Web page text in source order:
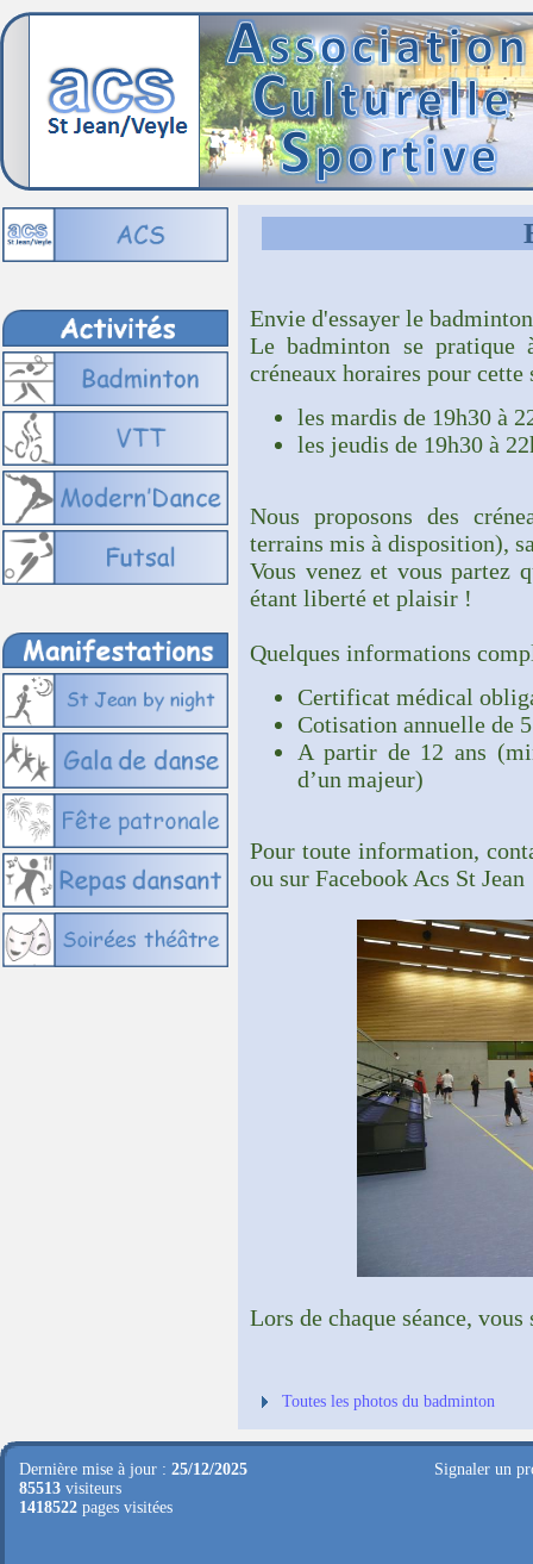
Envie d'essayer le
Le badminton se pratique
créneaux horaires pour
les mardis de 19h30 à
les jeudis de 19h30 à
Nous proposons des
terrains mis à disposition),
Vous venez et vous partez
étant liberté et plaisir !
Quelques informations
Certificat médical
Cotisation annuelle de
A partir de 12 ans
d’un majeur)
Pour toute information,
ou sur Facebook Acs St Jean
Lors de chaque séance,
Toutes les photos du badminton
Dernière mise à jour : 25/12/2025
85513 visiteurs
1418522 pages visitées
Signaler un